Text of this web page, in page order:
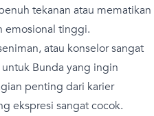
tekanan atau mematikan
emosional tinggi.
atau konselor sangat
Bunda yang ingin
penting dari karier
ekspresi sangat cocok.